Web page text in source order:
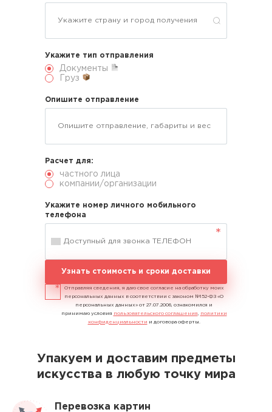
Укажите тип отправления
Документы
Груз
Опишите отправление
Расчет для:
частного лица
компании/организации
Укажите номер личного мобильного
телефона
Узнать стоимость и сроки доставки
Отправляя сведения, я даю свое согласие на обработку моих
персональных данных в соответствии с законом №152-ФЗ «О
персональных данных» от 27.07.2006, ознакомился и
принимаю условия пользовательского соглашения
политики
конфиденциальности и договора оферты.
Упакуем и доставим предметы
искусства в любую точку мира
Перевозка картин